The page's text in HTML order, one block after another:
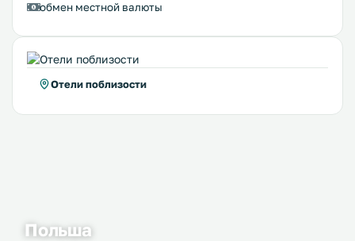
обмен местной валюты
Отели поблизости
Польша